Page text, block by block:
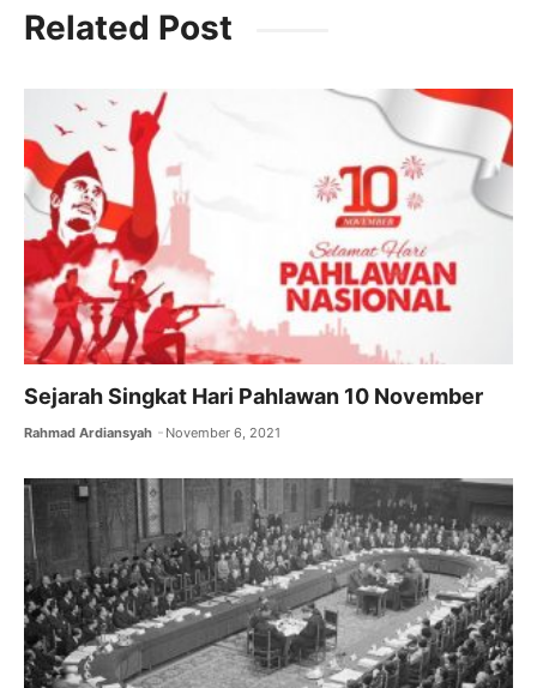
e
b
o
o
k
er l
s
Related Post
Sejarah Singkat Hari Pahlawan 10 November
Rahmad Ardiansyah November 6, 2021